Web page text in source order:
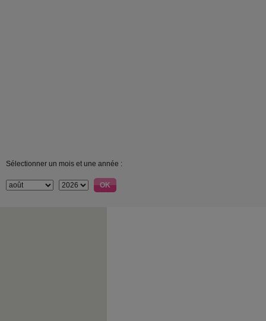
Sélectionner un mois et une année :